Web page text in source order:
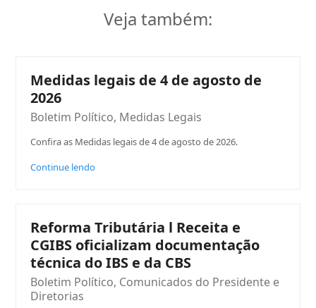
Veja também:
Medidas legais de 4 de agosto de
2026
Boletim Político, Medidas Legais
Confira as Medidas legais de 4 de agosto de 2026.
Continue lendo
Reforma Tributária l Receita e
CGIBS oficializam documentação
técnica do IBS e da CBS
Boletim Político, Comunicados do Presidente e
Diretorias